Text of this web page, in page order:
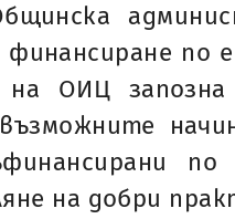
по
на ОИЦ
на добри